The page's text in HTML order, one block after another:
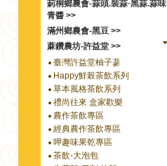
莿桐鄉農會-蒜頭.裝蒜·黑蒜.蒜味
青醬 >>
滿州鄉農會-黑豆 >>
蔴鑽農坊-許益堂 >>
臺灣許益堂柚子蔘
Happy鮮榖茶飲系列
草本風格茶飲系列
禮尚往來 盒家歡樂
農作茶飲專區
經典農作茶飲專區
呷趣味果乾專區
茶飲-大泡包